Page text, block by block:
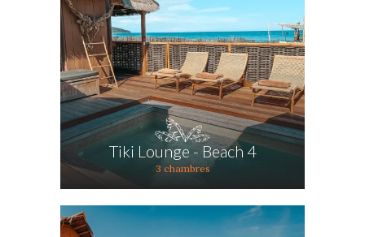
Tiki Lounge - Beach 4
3 chambres